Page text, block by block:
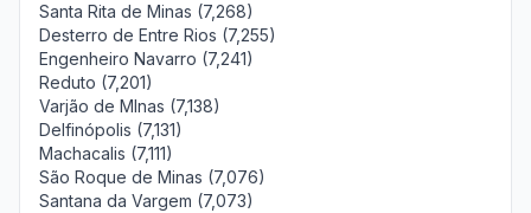
Santa Rita de Minas (7,268)
Desterro de Entre Rios (7,255)
Engenheiro Navarro (7,241)
Reduto (7,201)
Varjão de MInas (7,138)
Delfinópolis (7,131)
Machacalis (7,111)
São Roque de Minas (7,076)
Santana da Vargem (7,073)